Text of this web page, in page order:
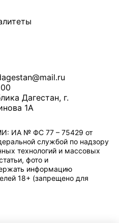
Дагестан, г.
1А
ИА № ФС 77 – 75429 от
службой по надзору
технологий и массовых
фото и
информацию
18+ (запрещено для